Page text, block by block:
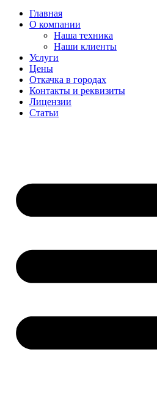
Главная
О компании
Наша техника
Наши клиенты
Услуги
Цены
Откачка в городах
Контакты и реквизиты
Лицензии
Статьи